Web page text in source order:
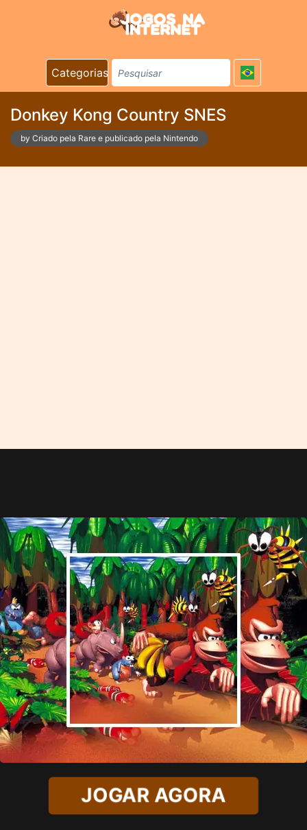
Categorias
Donkey Kong Country SNES
by Criado pela Rare e publicado pela Nintendo
JOGAR AGORA